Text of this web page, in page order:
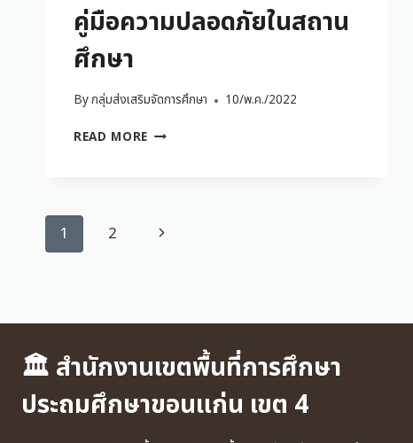
คู่มือความปลอดภัยในสถาน
ศึกษา
Byกลุ่มส่งเสริมจัดการศึกษา 10/พ.ค./2022
READ MORE
1 2
🏛 สำนักงานเขตพื้นที่การศึกษา
ประถมศึกษาขอนแก่น เขต 4